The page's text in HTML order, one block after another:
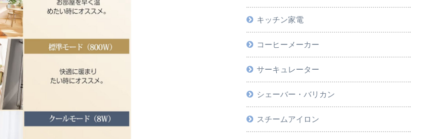
キッチン家電
コーヒーメーカー
サーキュレーター
シェーバー・バリカン
スチームアイロン